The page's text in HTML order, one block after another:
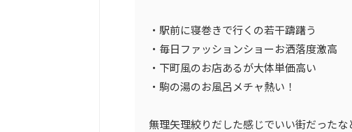
・駅前に寝巻きで行くの若干躊躇う
・毎日ファッションショーお洒落度激高
・下町風のお店あるが大体単価高い
・駒の湯のお風呂メチャ熱い！
無理矢理絞りだした感じでいい街だったな